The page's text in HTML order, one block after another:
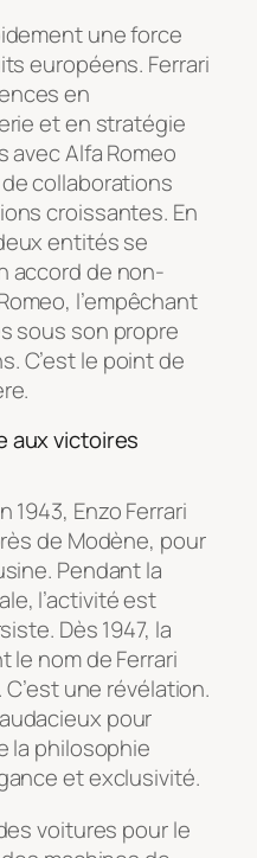
une force
européens. Ferrari
en
et en stratégie
avec Alfa Romeo
collaborations
croissantes. En
entités se
accord de non-
l’empêchant
sous son propre
C’est le point de
aux victoires
Enzo Ferrari
de Modène, pour
Pendant la
l’activité est
Dès 1947, la
le nom de Ferrari
une révélation.
pour
la philosophie
et exclusivité.
voitures pour le